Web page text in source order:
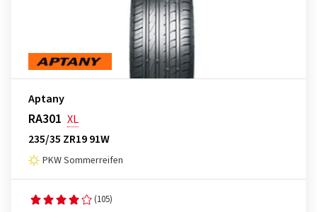
Aptany
RA301 XL
235/35 ZR19 91W
PKW Sommerreifen
(105)